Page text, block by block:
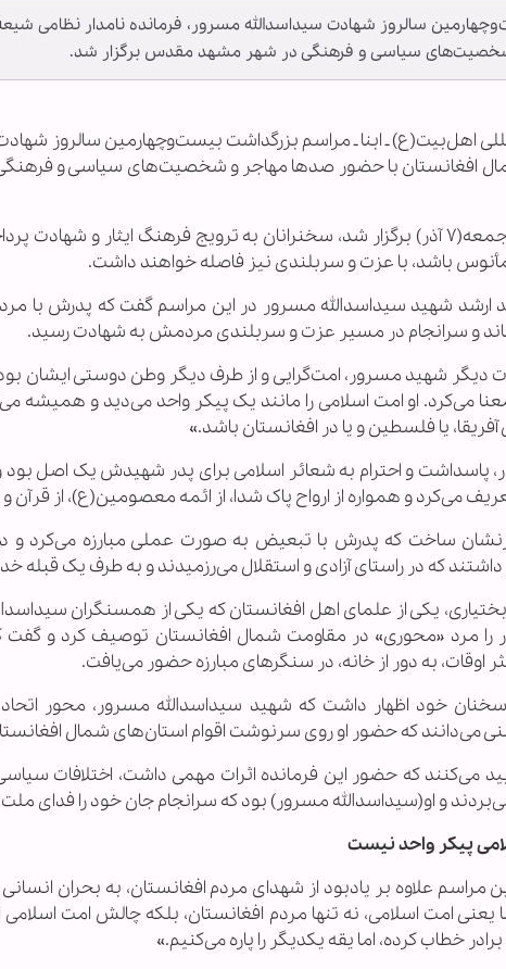
سالروز شهادت سیداسدالله مسرور، فرمانده نامدار نظامی
سیاسی و فرهنگی در شهر مشهد مقدس برگزار شد.
اهل‌بیت(ع) ـ ابنا ـ مراسم بزرگداشت بیست‌وچهارمین سالروز
افغانستان با حضور صدها مهاجر و شخصیت‌های سیاسی و
در این مراسم که شامگاه جمعه(۷ آذر) برگزار شد، سخنرانان به ترویج فرهنگ ایثار و
باشد، با عزت و سربلندی نیز فاصله خواهند داشت.
ارشد شهید سیداسدالله مسرور در این مراسم گفت که پدرش با
و سرانجام در مسیر عزت و سربلندی مردمش به شهادت رسید.
دیگر شهید مسرور، امت‌گرایی و از طرف دیگر وطن دوستی ایشان
می‌کرد. او امت اسلامی را مانند یک پیکر واحد می‌دید و
یا فلسطین و یا در افغانستان باشد.»
پاسداشت و احترام به شعائر اسلامی برای پدر شهیدش یک اصل بود
می‌کرد و همواره از ارواح پاک شدا، از ائمه معصومین(ع)، از
ساخت که پدرش با تبعیض به صورت عملی مبارزه می‌کرد و در
که در راستای آزادی و استقلال می‌رزمیدند و به طرف یک قبله
یکی از علمای اهل افغانستان که یکی از همسنگران
را مرد «محوری» در مقاومت شمال افغانستان توصیف کرد و
اوقات، به دور از خانه، در سنگرهای مبارزه حضور می‌یافت.
سخنان خود اظهار داشت که شهید سیداسدالله مسرور، محور
می‌دانند که حضور او روی سرنوشت اقوام استان‌های شمال
می‌کنند که حضور این فرمانده اثرات مهمی داشت، اختلافات
و او(سیداسدالله مسرور) بود که سرانجام جان خود را فدای
پیکر واحد نیست
مراسم علاوه بر یادبود از شهدای مردم افغانستان، به بحران
امت اسلامی، نه تنها مردم افغانستان، بلکه چالش امت اسلامی
خطاب کرده، اما یقه یکدیگر را پاره می‌کنیم.»